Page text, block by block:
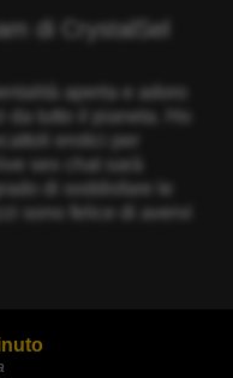
di CrystalSel
aperta e adoro
tutto il pianeta. Ho
erotici per
sex chat sarà
di soddisfare le
sono felice di avervi